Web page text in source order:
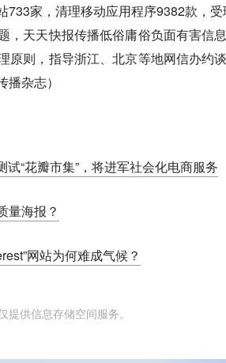
733家，清理移动应用程序9382款，
，天天快报传播低俗庸俗负面有害信
原则，指导浙江、北京等地网信办约
杂志）
“花瓣市集”，将进军社会化电商服务
量海报？
网站为何难成气候？
供信息存储空间服务。